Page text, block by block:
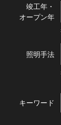
竣工年・
オープン年
照明手法
キーワード